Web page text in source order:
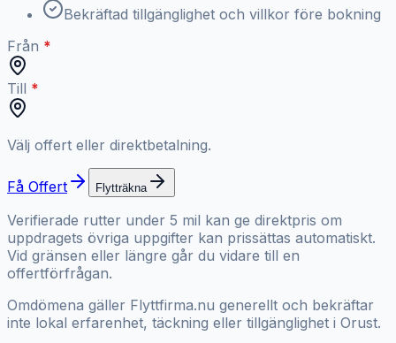
Bekräftad tillgänglighet och villkor före bokning
Från
Till
Välj offert eller direktbetalning.
Få Offert Flytträkna
Verifierade rutter under 5 mil kan ge direktpris om
uppdragets övriga uppgifter kan prissättas automatiskt.
Vid gränsen eller längre går du vidare till en
offertförfrågan.
Omdömena gäller Flyttfirma.nu generellt och bekräftar
inte lokal erfarenhet, täckning eller tillgänglighet i Orust.